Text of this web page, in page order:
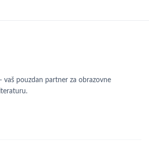
vaš pouzdan partner za obrazovne